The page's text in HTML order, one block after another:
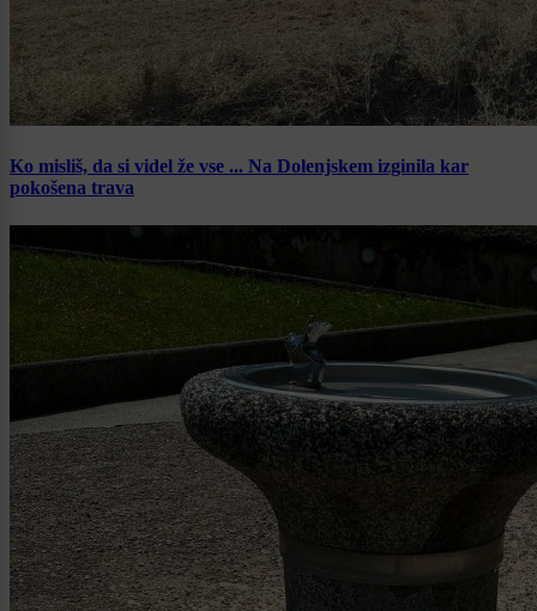
Ko misliš, da si videl že vse ... Na Dolenjskem izginila kar
pokošena trava